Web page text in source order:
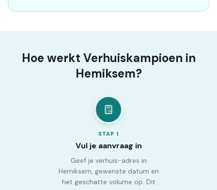
Hoe werkt Verhuiskampioen in
Hemiksem?
STAP1
Vul je aanvraag in
Geef je verhuis-adres in
Hemiksem, gewenste datum en
het geschatte volume op. Dit